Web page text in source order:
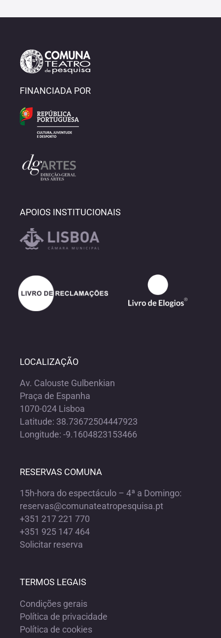
FINANCIADA POR
APOIOS INSTITUCIONAIS
LOCALIZAÇÃO
Av. Calouste Gulbenkian
Praça de Espanha
1070-024 Lisboa
Latitude: 38.73672504447923
Longitude: -9.1604823153466
RESERVAS COMUNA
15h-hora do espectáculo – 4ª a Domingo:
reservas@comunateatropesquisa.pt
+351 217 221 770
+351 925 147 464
Solicitar reserva
TERMOS LEGAIS
Condições gerais
Política de privacidade
Política de cookies